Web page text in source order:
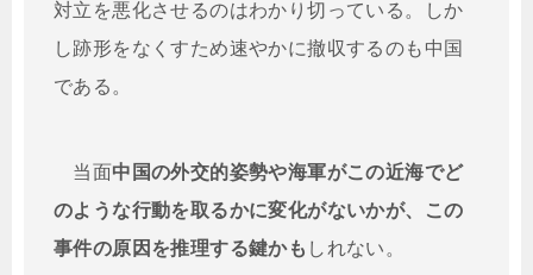
対立を悪化させるのはわかり切っている。しか
し跡形をなくすため速やかに撤収するのも中国
である。
当面中国の外交的姿勢や海軍がこの近海でど
のような行動を取るかに変化がないかが、この
事件の原因を推理する鍵かも しれない。